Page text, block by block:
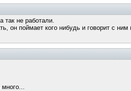
так не работали.
поймает кого нибудь и говорит с ним